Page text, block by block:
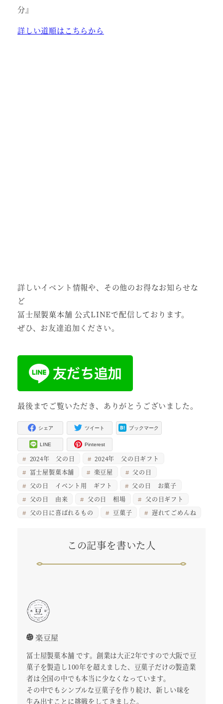
分』
詳しい道順はこちらから
詳しいイベント情報や、その他のお得なお知らせな
ど
冨士屋製菓本舗 公式LINEで配信しております。
ぜひ、お友達追加ください。
最後までご覧いただき、ありがとうございました。
シェア ツイート ブックマーク
LINE Pinterest
2024年 父の日
2024年 父の日ギフト
冨士屋製菓本舗
楽豆屋
父の日
父の日 イベント用 ギフト
父の日 お菓子
父の日 由来
父の日 相場
父の日ギフト
父の日に喜ばれるもの
豆菓子 遅れてごめんね
この記事を書いた人
楽豆屋
冨士屋製菓本舗 です。創業は大正2年ですので大阪で豆
菓子を製造し100年を超えました、豆菓子だけの製造業
者は全国の中でも本当に少なくなっています。
その中でもシンプルな豆菓子を作り続け、新しい味を
生み出すことに挑戦をしてきました。